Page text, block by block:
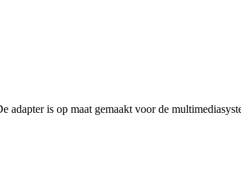
adapter is op maat gemaakt voor de